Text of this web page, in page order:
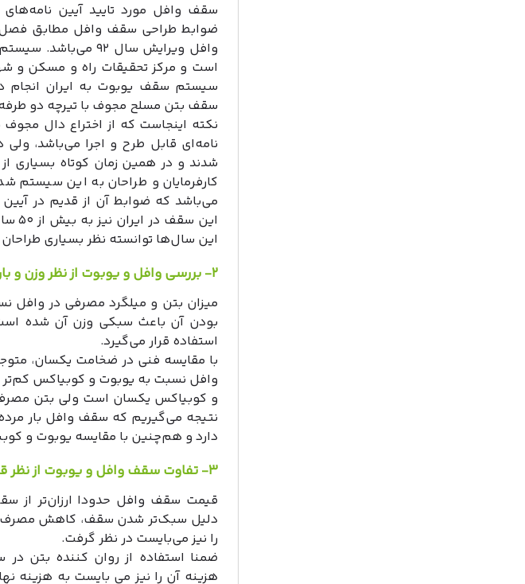
سقف وافل مورد تایید آیین
وافل ویرایش سال ۹۲
است و مرکز تحقیقات راه و مسکن و
سیستم سقف یوبوت به ایران انجام
سقف بتن مسلح مجوف با تیرچه دو طرفه
نکته اینجاست که از اختراع دال
شدند و در همین زمان کوتاه بسیاری
کارفرمایان و طراحان به این
می‌باشد که ضوابط آن از قدیم در
این
این سال‌ها توانسته نظر بسیاری طراحان
۲- بررسی وافل و یوبوت از نظر وزن و بار مرده
میزان بتن و میلگرد مصرفی در
بودن آن باعث سبکی وزن آن شده
استفاده قرار می‌گیرد.
با مقایسه فنی در ضخامت یکسان،
وافل نسبت به یوبوت و کوبیاکس
و کوبیاکس یکسان است ولی بتن
نتیجه می‌گیریم که سقف‌ وافل بار
دارد و هم‌چنین با مقایسه یوبوت و
۳- تفاوت سقف وافل و یوبوت از نظر قیمت و هزینه اجرا
قیمت سقف وافل حدودا ارزان‌تر از
دلیل سبک‌تر شدن سقف، کاهش مصرف
را نیز می‌بایست در نظر گرفت.
ضمنا استفاده از روان کننده بتن
هزینه آن را نیز می بایست به هزینه